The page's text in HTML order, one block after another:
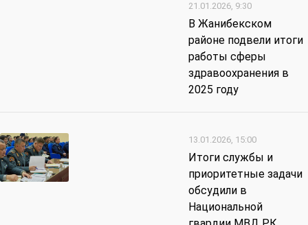
21.01.2026, 9:30
В Жанибекском
районе подвели итоги
работы сферы
здравоохранения в
2025 году
13.01.2026, 15:00
Итоги службы и
приоритетные задачи
обсудили в
Национальной